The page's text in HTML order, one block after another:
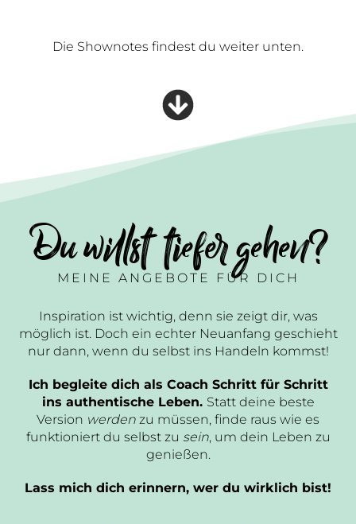
Die Shownotes findest du weiter unten.
Du willst tiefer gehen?
MEINE ANGEBOTE FÜR DICH
Inspiration ist wichtig, denn sie zeigt dir, was
möglich ist. Doch ein echter Neuanfang geschieht
nur dann, wenn du selbst ins Handeln kommst!
Ich begleite dich als Coach Schritt für Schritt
ins authentische Leben. Statt deine beste
Version werden zu müssen, finde raus wie es
funktioniert du selbst zu sein, um dein Leben zu
genießen.
Lass mich dich erinnern, wer du wirklich bist!